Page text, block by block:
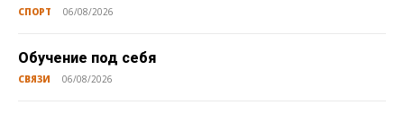
СПОРТ 06/08/2026
Обучение под себя
СВЯЗИ 06/08/2026